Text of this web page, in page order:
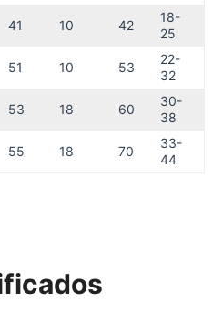
41 10 42
18-
25
51 10 53
22-
32
53 18 60
30-
38
55 18 70
33-
44